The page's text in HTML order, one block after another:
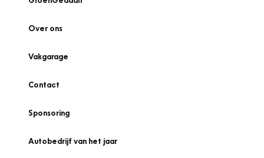
Over ons
Vakgarage
Contact
Sponsoring
Autobedrijf van het jaar